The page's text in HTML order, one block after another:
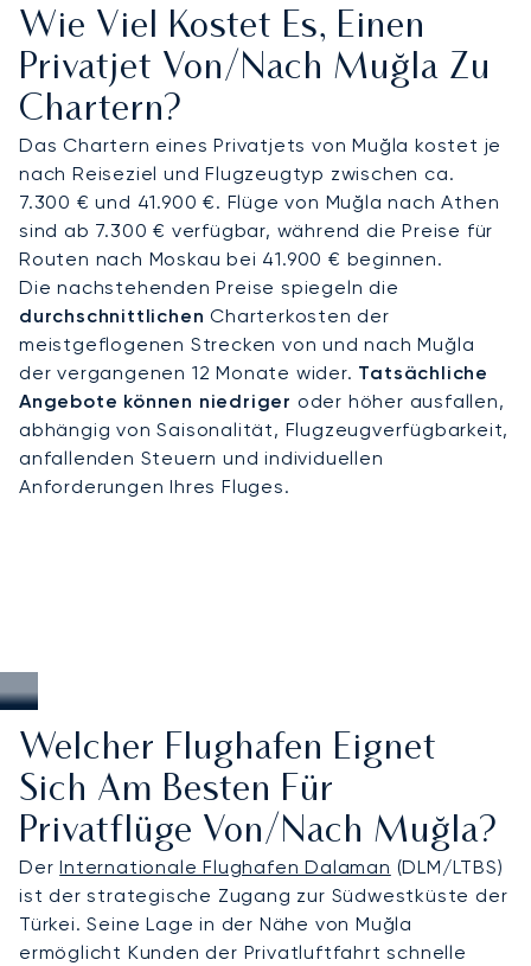
Türkei. Reisen Sie stilvoll und komfortabel und
lassen Sie LunaJets Ihr Erlebnis mitexklusiven und
personalisierten Privatjet-Reisenveredeln.
Wie Viel Kostet Es, Einen
Privatjet Von/nach Muğla Zu
Chartern?
Das Chartern eines Privatjets von Muğla kostet je
nach Reiseziel und Flugzeugtyp zwischen ca.
7.300 € und 41.900 €. Flüge von Muğla nach Athen
sind ab 7.300 € verfügbar, während die Preise für
Routen nach Moskau bei 41.900 € beginnen.
Die nachstehenden Preise spiegeln die
durchschnittlichen Charterkosten der
meistgeflogenen Strecken von und nach Muğla
der vergangenen 12 Monate wider. Tatsächliche
Angebote können niedriger oder höher ausfallen,
abhängig von Saisonalität, Flugzeugverfügbarkeit,
anfallenden Steuern und individuellen
Anforderungen Ihres Fluges.
Welcher Flughafen Eignet
Sich Am Besten Für
Privatflüge Von/nach Muğla?
DerInternationale Flughafen Dalaman (DLM/LTBS)
ist der strategische Zugang zur Südwestküste der
Türkei. Seine Lage in der Nähe von Muğla
ermöglicht Kunden der Privatluftfahrt schnelle